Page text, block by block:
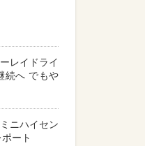
レイドライ
続へ でもや
ニハイセン
ート